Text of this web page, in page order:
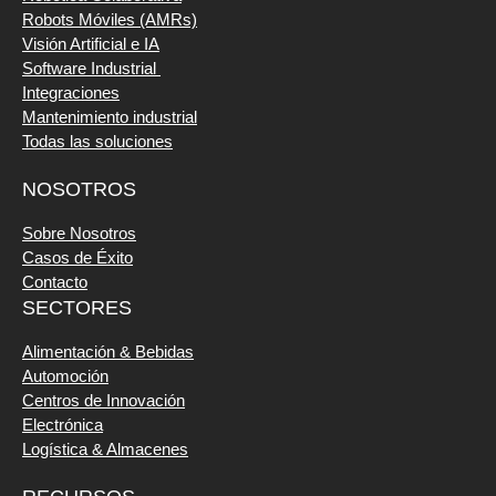
Robots Móviles (AMRs)
Visión Artificial e IA
Software Industrial
Integraciones
Mantenimiento industrial
Todas las soluciones
NOSOTROS
Sobre Nosotros
Casos de Éxito
Contacto
SECTORES
Alimentación & Bebidas
Automoción
Centros de Innovación
Electrónica
Logística & Almacenes